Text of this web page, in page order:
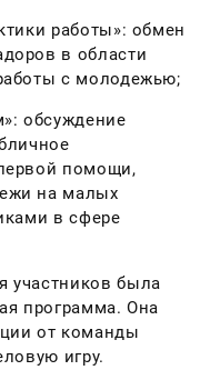
работы»: обмен
в области
с молодежью;
обсуждение
помощи,
на малых
в сфере
участников была
программа. Она
от команды
игру.